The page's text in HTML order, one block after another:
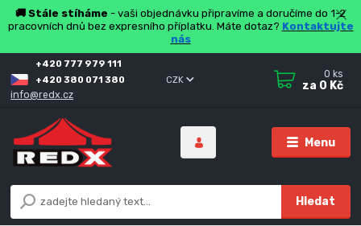
🚚 Stále stíháme - vaši objednávku připravíme a doručíme do 1-2
pracovních dnů bez expresního příplatku. Máte dotaz? Kontaktujte
nás
Menu
CZK
Hledat
+420 777 979 111
+420 380 071 380
info@redx.cz
0 ks
za 0 Kč